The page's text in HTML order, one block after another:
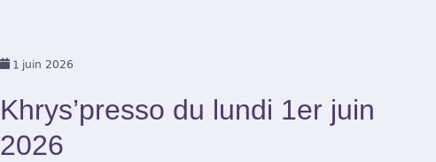
1 juin 2026
Khrys’presso du lundi 1er juin
2026